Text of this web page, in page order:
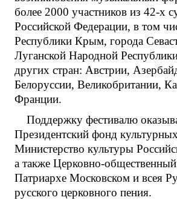
более 2000 участников из 42-х
Российской Федерации, в том
Республики Крым, города
Луганской Народной
других стран: Австрии,
Белоруссии, Великобритании,
Франции.
Поддержку фестивалю
Президентский фонд
Министерство культуры
а также Церковно-
Патриархе Московском и всея
русского церковного пения.